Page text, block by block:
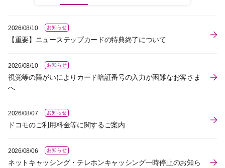
2026/08/10 お知らせ
【重要】ニューステップカードの特典終了について
2026/08/10 お知らせ
視覚等の障がいによりカード暗証番号の入力が困難なお客さま
へ
2026/08/07 お知らせ
ドコモのご利用料金等に関するご案内
2026/08/06 お知らせ
ネットキャッシング・テレホンキャッシング一時停止のお知ら